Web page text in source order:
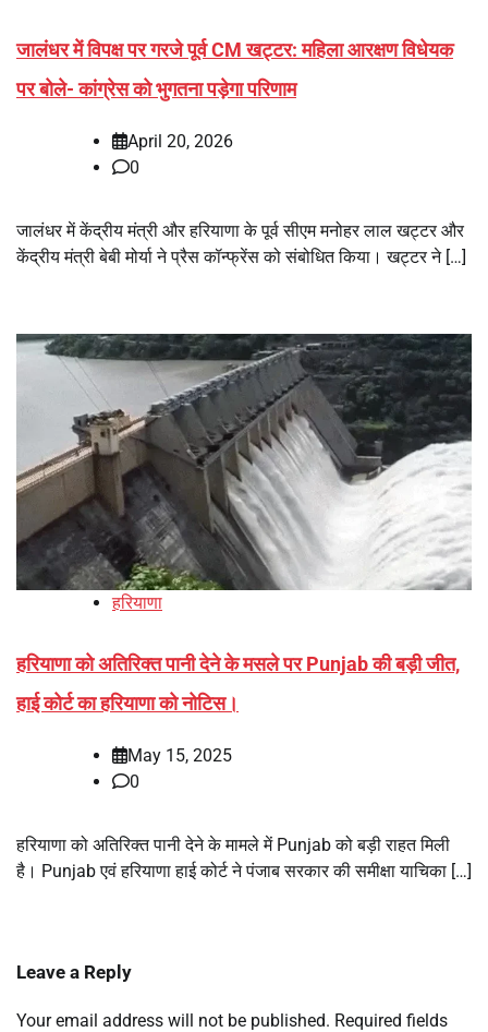
जालंधर में विपक्ष पर गरजे पूर्व CM खट्टर: महिला आरक्षण विधेयक
पर बोले- कांग्रेस को भुगतना पड़ेगा परिणाम
April 20, 2026
0
जालंधर में केंद्रीय मंत्री और हरियाणा के पूर्व सीएम मनोहर लाल खट्टर और
केंद्रीय मंत्री बेबी मोर्या ने प्रैस कॉन्फ्रेंस को संबोधित किया। खट्टर ने […]
हरियाणा
हरियाणा को अतिरिक्त पानी देने के मसले पर Punjab की बड़ी जीत,
हाई कोर्ट का हरियाणा को नोटिस।
May 15, 2025
0
हरियाणा को अतिरिक्त पानी देने के मामले में Punjab को बड़ी राहत मिली
है। Punjab एवं हरियाणा हाई कोर्ट ने पंजाब सरकार की समीक्षा याचिका […]
Leave a Reply
Your email address will not be published. Required fields